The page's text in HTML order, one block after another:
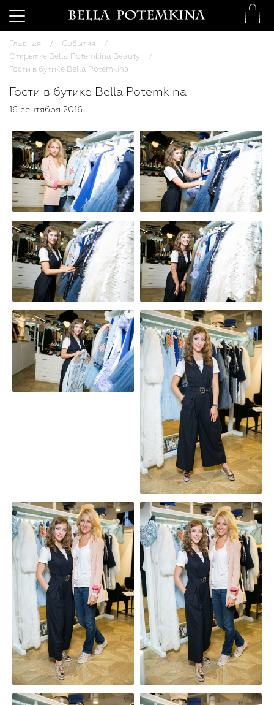
Главная
События
Открытие Bella Potemkina Beauty
Гости в бутике Bella Potemkina
Гости в бутике Bella Potemkina
16 сентября 2016